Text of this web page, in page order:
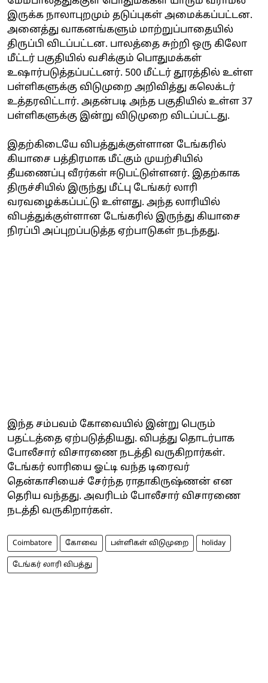
இருக்க நாலாபுறமும் தடுப்புகள் அமைக்கப்பட்டன.
அனைத்து வாகனங்களும் மாற்றுப்பாதையில்
திருப்பி விடப்பட்டன. பாலத்தை சுற்றி ஒரு கிலோ
மீட்டர் பகுதியில் வசிக்கும் பொதுமக்கள்
உஷார்படுத்தப்பட்டனர். 500 மீட்டர் தூரத்தில் உள்ள
பள்ளிகளுக்கு விடுமுறை அறிவித்து கலெக்டர்
உத்தரவிட்டார். அதன்படி அந்த பகுதியில் உள்ள 37
பள்ளிகளுக்கு இன்று விடுமுறை விடப்பட்டது.
இதற்கிடையே விபத்துக்குள்ளான டேங்கரில்
கியாசை பத்திரமாக மீட்கும் முயற்சியில்
தீயணைப்பு வீரர்கள் ஈடுபட்டுள்ளனர். இதற்காக
திருச்சியில் இருந்து மீட்பு டேங்கர் லாரி
வரவழைக்கப்பட்டு உள்ளது. அந்த லாரியில்
விபத்துக்குள்ளான டேங்கரில் இருந்து கியாசை
நிரப்பி அப்புறப்படுத்த ஏற்பாடுகள் நடந்தது.
இந்த சம்பவம் கோவையில் இன்று பெரும்
பதட்டத்தை ஏற்படுத்தியது. விபத்து தொடர்பாக
போலீசார் விசாரணை நடத்தி வருகிறார்கள்.
டேங்கர் லாரியை ஓட்டி வந்த டிரைவர்
தென்காசியைச் சேர்ந்த ராதாகிருஷ்ணன் என
தெரிய வந்தது. அவரிடம் போலீசார் விசாரணை
நடத்தி வருகிறார்கள்.
Coimbatore கோவை பள்ளிகள் விடுமுறை holiday
டேங்கர் லாரி விபத்து